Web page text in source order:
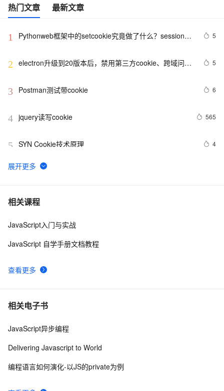
热门文章 最新文章
1
Pythonweb框架中的setcookie究竟做了什么？session与
5
2 electron升级到20版本后，禁用第三方cookie、跨域问题
5
3 Postman测试带cookie 6
4 jquery读写cookie 565
5 SYN Cookie技术原理 4
6 js中的cookie的设置获取和检查
7 Vue项目使用Cookie，以Json格式存入与读取Cookie，
8 Python的cookie处理分享
相关课程
查看更多
JavaScript入门与实战
JavaScript 自学手册文档教程
相关电子书
JavaScript异步编程
Delivering Javascript to World
编程语言如何演化-以JS的private为例